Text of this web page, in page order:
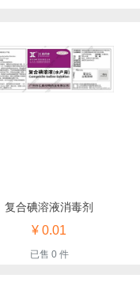
复合碘溶液消毒剂
¥ 0.01
已售 0 件